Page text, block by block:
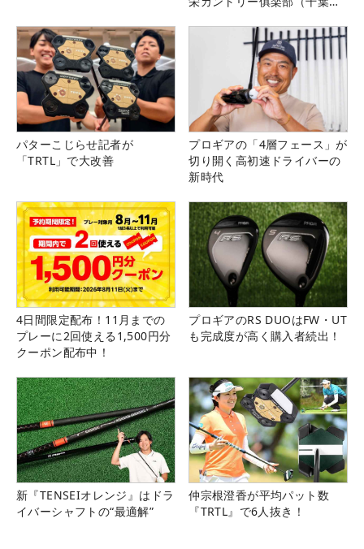
パターこじらせ記者が
「TRTL」で大改善
プロギアの「4層フェース」が
切り開く高初速ドライバーの
新時代
4日間限定配布！11月までの
プレーに2回使える1,500円分
クーポン配布中！
プロギアのRS DUOはFW・UT
も完成度が高く購入者続出！
新『TENSEIオレンジ』はドラ
イバーシャフトの“最適解”
仲宗根澄香が平均パット数
『TRTL』で6人抜き！